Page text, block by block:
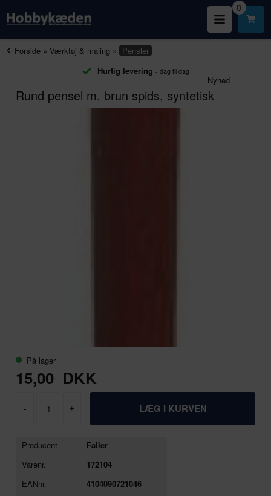
0
Forside »Værktøj & maling » Pensler
Hurtig levering - dag til dag
Nyhed
Rund pensel m. brun spids, syntetisk
På lager
15,00 DKK
- +
Producent
Faller
Varenr.
172104
EANnr.
4104090721046